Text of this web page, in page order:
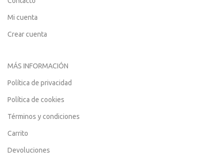
Mi cuenta
Crear cuenta
MÁS INFORMACIÓN
Política de privacidad
Política de cookies
Términos y condiciones
Carrito
Devoluciones